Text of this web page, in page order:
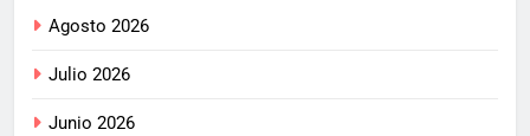
Agosto 2026
Julio 2026
Junio 2026